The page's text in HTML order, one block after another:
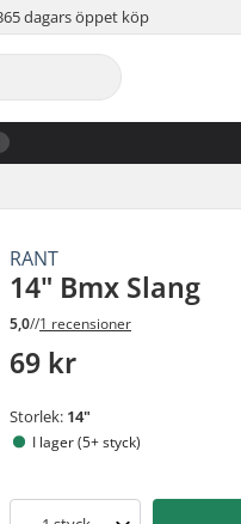
dagars öppet köp
RANT
14" Bmx Slang
5,0//1 recensioner
69 kr
Storlek: 14"
I lager (5+ styck)